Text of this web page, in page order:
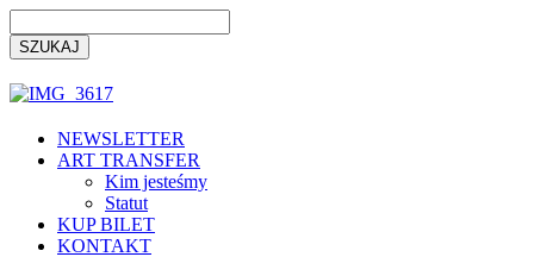
NEWSLETTER
ART TRANSFER
Kim jesteśmy
Statut
KUP BILET
KONTAKT